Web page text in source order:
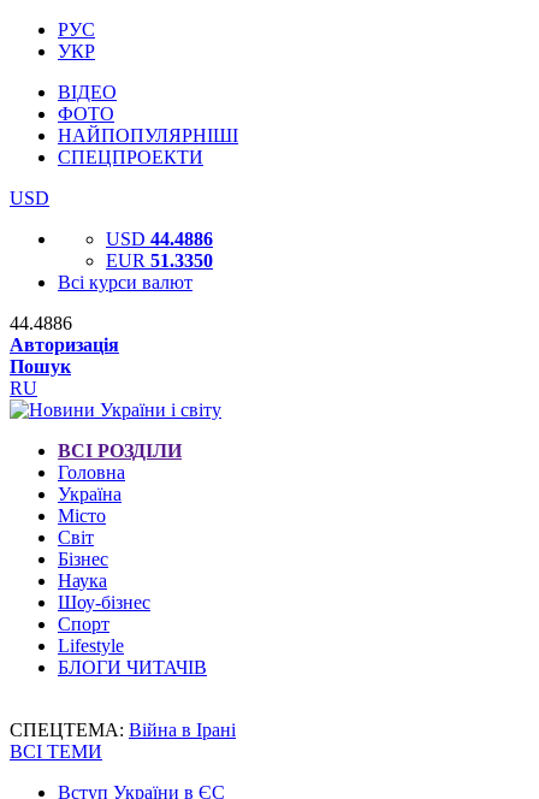
РУС
УКР
ВІДЕО
ФОТО
НАЙПОПУЛЯРНІШІ
СПЕЦПРОЕКТИ
USD
USD 44.4886
EUR 51.3350
Всі курси валют
44.4886
Авторизація
Пошук
RU
ВСІ РОЗДІЛИ
Головна
Україна
Місто
Світ
Бізнес
Наука
Шоу-бізнес
Спорт
Lifestyle
БЛОГИ ЧИТАЧІВ
СПЕЦТЕМА: Війна в Ірані
ВСІ ТЕМИ
Вступ України в ЄС